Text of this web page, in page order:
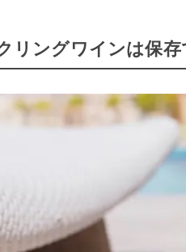
リングワインは保存